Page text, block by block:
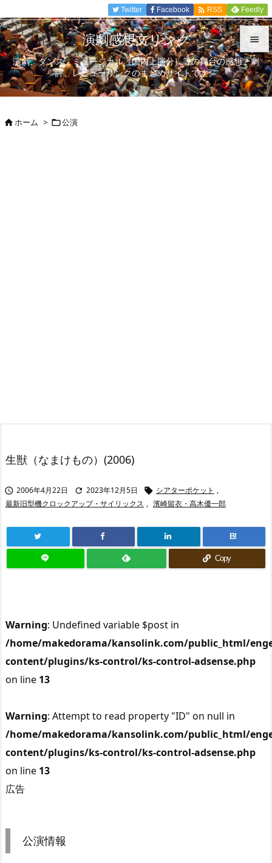


メニュ

Twitter Facebook  RSS Feedly
演劇感想文リンク
演劇、ダンス、ミュージカル（国内上演分）等の舞台の感想、劇
評、レビューリンクのまとめサイトです。
ホーム > 公演
生獣（なまけもの）(2006)
 2006年4月22日  2023年12月5日  シアターポケット ,
最新旧型機クロックアップ・サイリックス , 濱崎留衣・高木優一郎
B!
Copy
Warning: Undefined variable $post in
/home/makedorama/kansolink.com/public_html/
content/plugins/ks-control/ks-control-adsense.php
on line 13
Warning: Attempt to read property "ID" on null in
/home/makedorama/kansolink.com/public_html/
content/plugins/ks-control/ks-control-adsense.php
on line 13
広告
公演情報